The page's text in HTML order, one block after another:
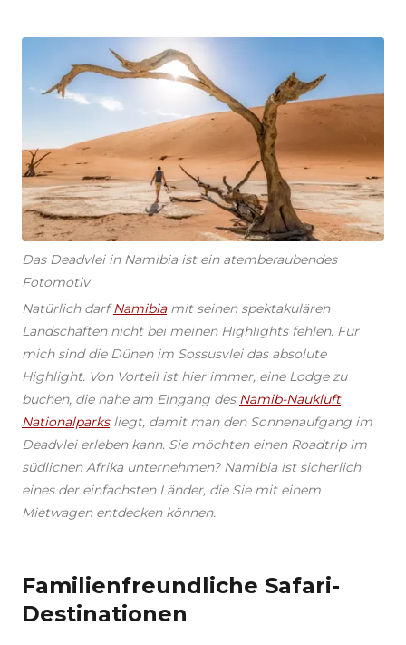
Das Deadvlei in Namibia ist ein atemberaubendes
Fotomotiv
Natürlich darfNamibiamit seinen spektakulären
Landschaften nicht bei meinen Highlights fehlen. Für
mich sind die Dünen im Sossusvlei das absolute
Highlight. Von Vorteil ist hier immer, eine Lodge zu
buchen, die nahe am Eingang des Namib-Naukluft
Nationalparksliegt, damit man den Sonnenaufgang im
Deadvlei erleben kann. Sie möchten einen Roadtrip im
südlichen Afrika unternehmen? Namibia ist sicherlich
eines der einfachsten Länder, die Sie mit einem
Mietwagen entdecken können.
Familienfreundliche Safari-
Destinationen